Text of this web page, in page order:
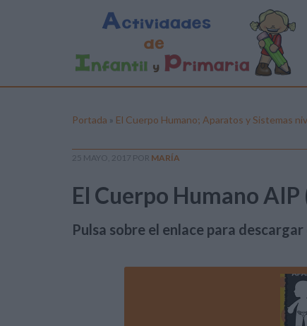
Portada » El Cuerpo Humano; Aparatos y Sistemas
25 MAYO, 2017 POR MARÍA
El Cuerpo Humano AIP
Pulsa sobre el enlace para